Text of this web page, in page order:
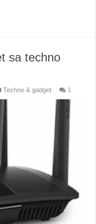
sa techno
Techno & gadget 1